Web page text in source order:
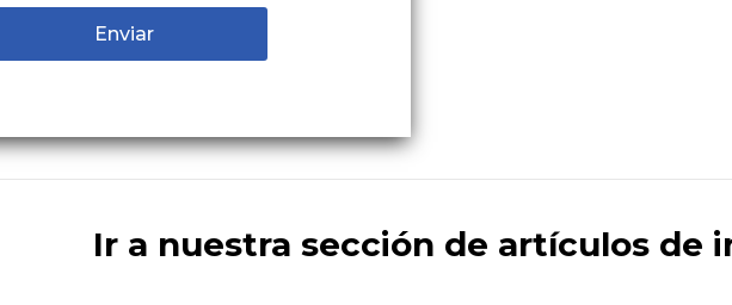
Ir a nuestra sección de artículos de